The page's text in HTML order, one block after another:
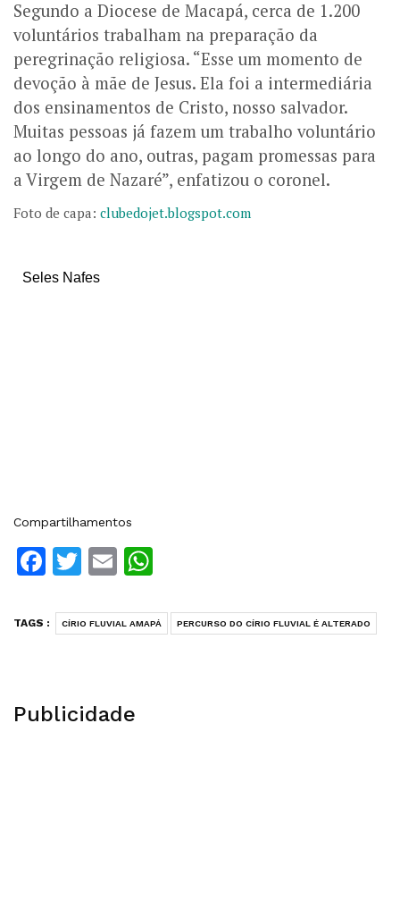
Segundo a Diocese de Macapá, cerca de 1.200
voluntários trabalham na preparação da
peregrinação religiosa. “Esse um momento de
devoção à mãe de Jesus. Ela foi a intermediária
dos ensinamentos de Cristo, nosso salvador.
Muitas pessoas já fazem um trabalho voluntário
ao longo do ano, outras, pagam promessas para
a Virgem de Nazaré”, enfatizou o coronel.
Foto de capa: clubedojet.blogspot.com
Seles Nafes
Compartilhamentos
Facebook
Twitter
Email
TAGS : CÍRIO FLUVIAL AMAPÁ PERCURSO DO CÍRIO FLUVIAL É ALTERADO
Publicidade